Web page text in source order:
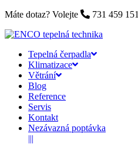
Máte dotaz? Volejte 731 459 151
Tepelná čerpadla
Klimatizace
Větrání
Blog
Reference
Servis
Kontakt
Nezávazná poptávka
|||